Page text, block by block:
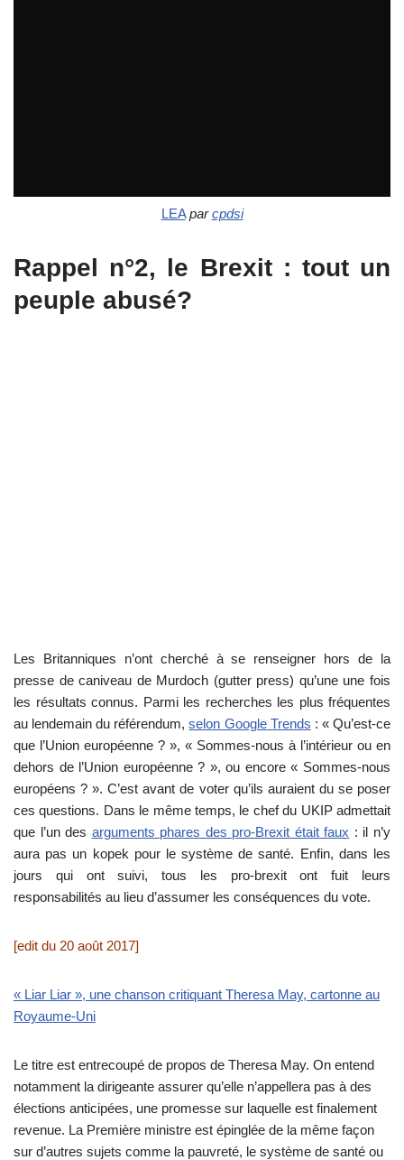
LEA parcpdsi
Rappel n°2, le Brexit : tout un
peuple abusé?
Les Britanniques n’ont cherché à se renseigner hors de la
presse de caniveau de Murdoch (gutter press) qu’une une fois
les résultats connus. Parmi les recherches les plus fréquentes
au lendemain du référendum,selon Google Trends : « Qu’est-ce
que l’Union européenne ? », « Sommes-nous à l’intérieur ou en
dehors de l’Union européenne ? », ou encore « Sommes-nous
européens ? ». C’est avant de voter qu’ils auraient du se poser
ces questions. Dans le même temps, le chef du UKIP admettait
que l’un des arguments phares des pro-Brexit était faux : il n’y
aura pas un kopek pour le système de santé. Enfin, dans les
jours qui ont suivi, tous les pro-brexit ont fuit leurs
responsabilités au lieu d’assumer les conséquences du vote.
[edit du 20 août 2017]
« Liar Liar », une chanson critiquant Theresa May, cartonne au
Royaume-Uni
Le titre est entrecoupé de propos de Theresa May. On entend
notamment la dirigeante assurer qu’elle n’appellera pas à des
élections anticipées, une promesse sur laquelle est finalement
revenue. La Première ministre est épinglée de la même façon
sur d’autres sujets comme la pauvreté, le système de santé ou